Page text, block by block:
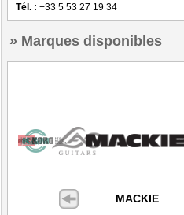
Tél. : +33 5 53 27 19 34
Marques disponibles
MACKIE